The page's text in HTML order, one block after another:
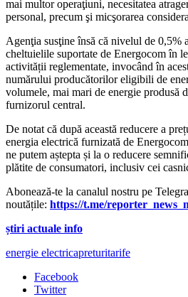
mai multor operaţiuni, necesitatea
personal, precum şi micşorarea
Agenţia susţine însă că nivelul de 0,5%
cheltuielile suportate de Energocom în
activității reglementate, invocând în
numărului producătorilor eligibili de
volumele, mai mari de energie produsă
furnizorul central.
De notat că după această reducere a
energia electrică furnizată de
ne putem aștepta și la o reducere
plătite de consumatori, inclusiv cei
Abonează-te la canalul nostru pe
noutățile: https://t.me/
știri actuale info
energie electricapreturitarife
Facebook
Twitter